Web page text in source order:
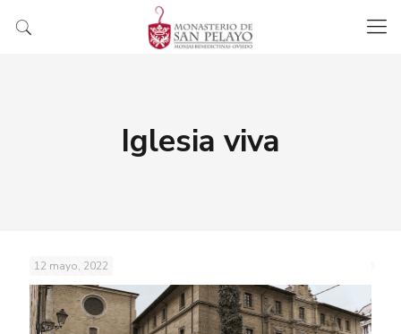
Iglesia viva
12 mayo, 2022